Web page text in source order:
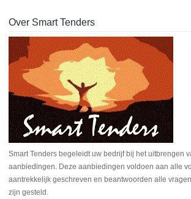
Over Smart Tenders
Smart Tenders begeleidt uw bedrijf bij het uitbrengen
aanbiedingen. Deze aanbiedingen voldoen aan alle
aantrekkelijk geschreven en beantwoorden alle
zijn gesteld.